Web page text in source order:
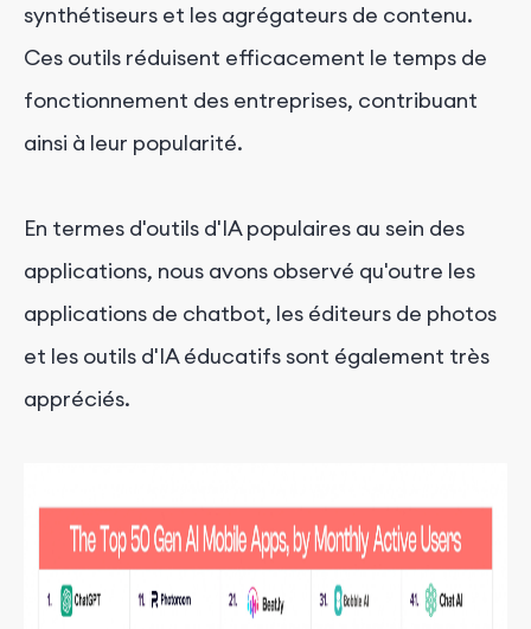
synthétiseurs et les agrégateurs de contenu.
Ces outils réduisent efficacement le temps de
fonctionnement des entreprises, contribuant
ainsi à leur popularité.
En termes d'outils d'IA populaires au sein des
applications, nous avons observé qu'outre les
applications de chatbot, les éditeurs de photos
et les outils d'IA éducatifs sont également très
appréciés.